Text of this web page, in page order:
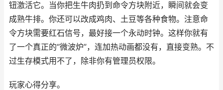
钮激活它。当你把生牛肉扔到命令方块附近，瞬间就会变
成熟牛排。你还可以改成鸡肉、土豆等各种食物。注意命
令方块需要红石信号，最好接一个永动时钟。这样你就有
了一个真正的“微波炉”，连加热动画都没有，直接变熟。不
过生存模式用不了，除非你有管理员权限。
玩家心得分享。